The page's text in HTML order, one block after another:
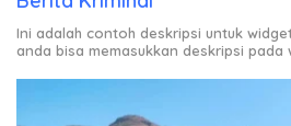
Ini adalah contoh deskripsi untuk
anda bisa memasukkan deskripsi pada